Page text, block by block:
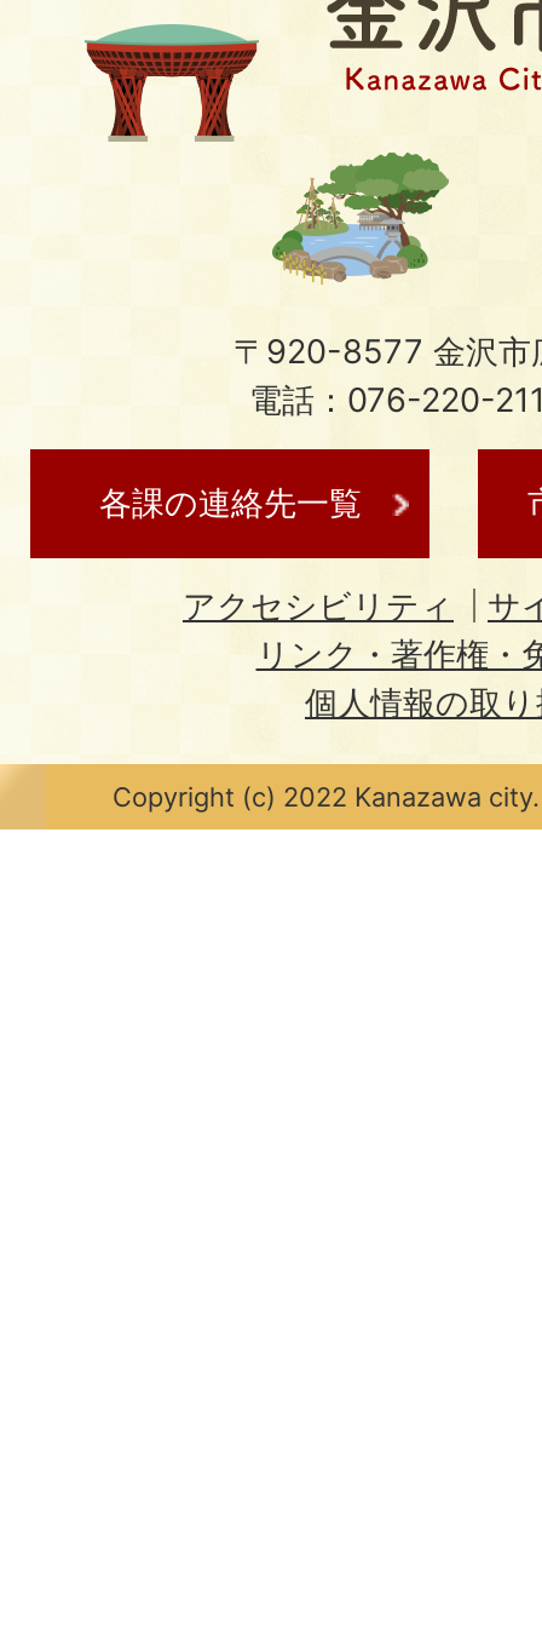
〒920-8577 金沢市
電話：076-220-
各課の連絡先一覧
アクセシビリティ
サ
リンク・著作権・
個人情報の取
Copyright (c) 2022 Kanazawa